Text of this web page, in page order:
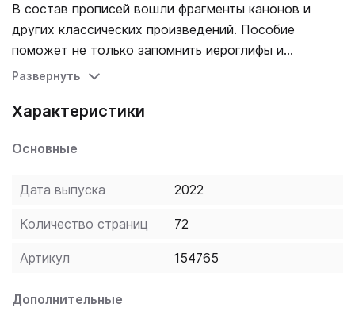
В состав прописей вошли фрагменты канонов и
других классических произведений. Пособие
поможет не только запомнить иероглифы и
обогатить словарный запас, но и познакомит с
Развернуть
Характеристики
Основные
Дата выпуска 2022
Количество страниц 72
Артикул 154765
Дополнительные